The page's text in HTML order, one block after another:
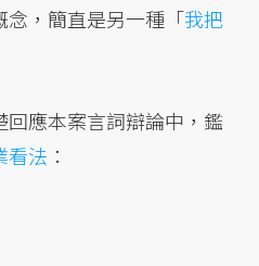
，簡直是另一種「我把
應本案言詞辯論中，鑑
看法 ：